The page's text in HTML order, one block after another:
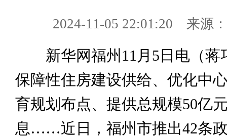
2024-11-05 22:01:20 来源
新华网福州11月5日电（蒋
保障性住房建设供给、优化中
育规划布点、提供总规模50亿
息……近日，福州市推出42条